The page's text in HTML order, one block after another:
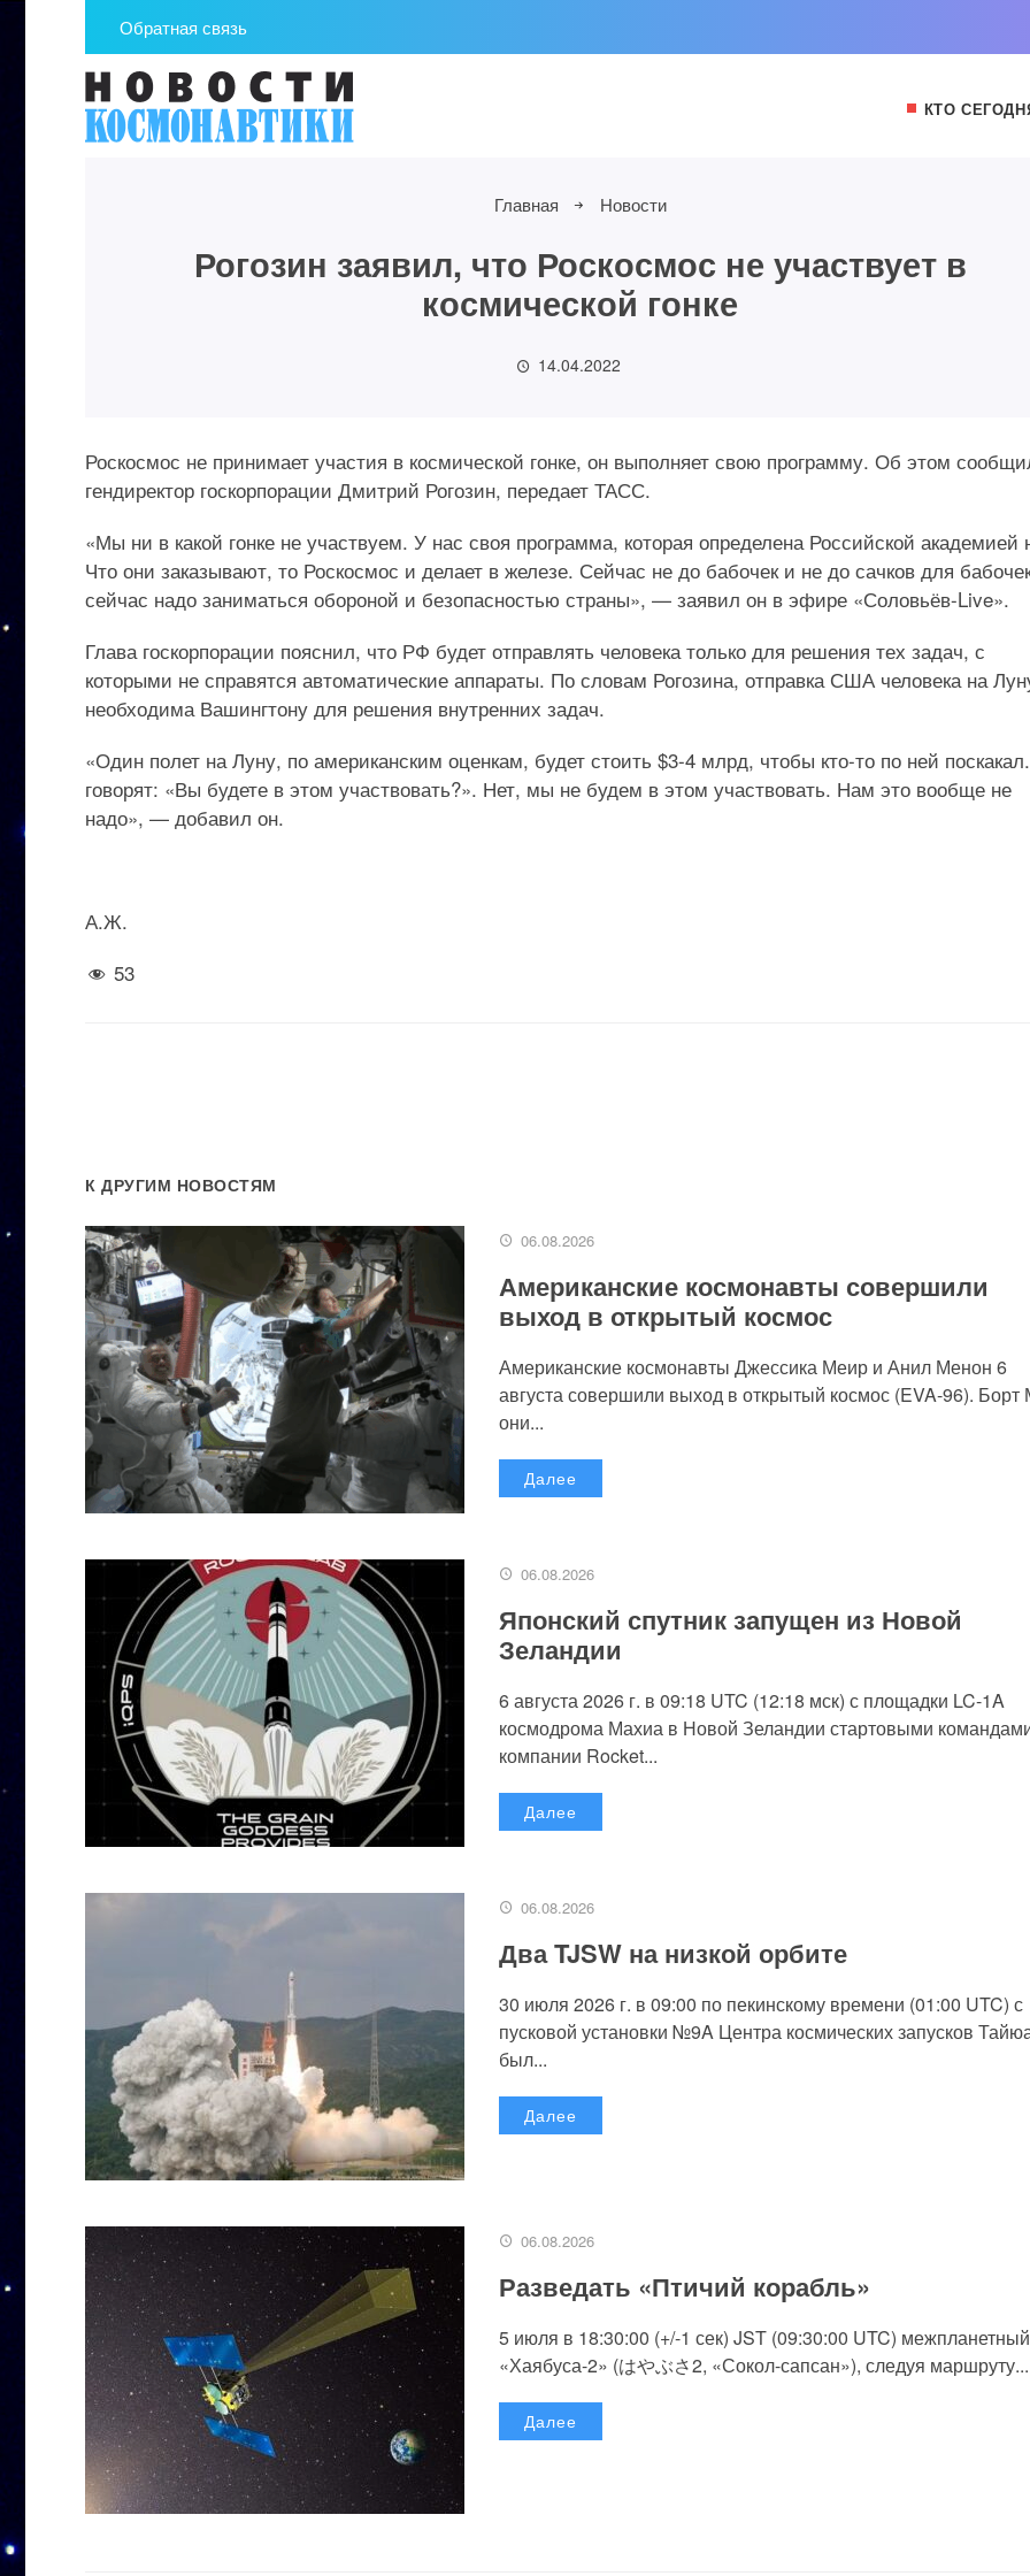
Обратная связь
КТО
Главная Новости
Рогозин заявил, что Роскосмос не участвует в
космической гонке
14.04.2022
Роскосмос не принимает участия в космической гонке, он выполняет свою программу. Об этом
гендиректор госкорпорации Дмитрий Рогозин, передает ТАСС.
«Мы ни в какой гонке не участвуем. У нас своя программа, которая определена Российской академией
Что они заказывают, то Роскосмос и делает в железе. Сейчас не до бабочек и не до сачков для
сейчас надо заниматься обороной и безопасностью страны», — заявил он в эфире «Соловьёв-Live».
Глава госкорпорации пояснил, что РФ будет отправлять человека только для решения тех задач, с
которыми не справятся автоматические аппараты. По словам Рогозина, отправка США человека на
необходима Вашингтону для решения внутренних задач.
«Один полет на Луну, по американским оценкам, будет стоить $3-4 млрд, чтобы кто-то по ней
говорят: «Вы будете в этом участвовать?». Нет, мы не будем в этом участвовать. Нам это вообще не
надо», — добавил он.
А.Ж.
53
К ДРУГИМ НОВОСТЯМ
06.08.2026
Американские космонавты совершили
выход в открытый космос
Американские космонавты Джессика Меир и Анил Менон 6
августа совершили выход в открытый космос (EVA-96).
они...
Далее
06.08.2026
Японский спутник запущен из Новой
Зеландии
6 августа 2026 г. в 09:18 UTC (12:18 мск) с площадки LC-1A
космодрома Махиа в Новой Зеландии стартовыми
компании Rocket...
Далее
06.08.2026
Два TJSW на низкой орбите
30 июля 2026 г. в 09:00 по пекинскому времени (01:00 UTC) с
пусковой установки №9A Центра космических запусков
был...
Далее
06.08.2026
Разведать «Птичий корабль»
5 июля в 18:30:00 (+/-1 сек) JST (09:30:00 UTC)
«Хаябуса-2» (はやぶさ2, «Сокол-сапсан»), следуя маршруту...
Далее